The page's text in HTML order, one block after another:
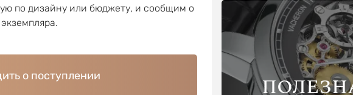
по дизайну или бюджету, и сообщим о
о поступлении